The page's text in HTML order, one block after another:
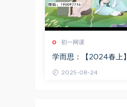
初一网课
学而思：【2024春上
2025-08-24